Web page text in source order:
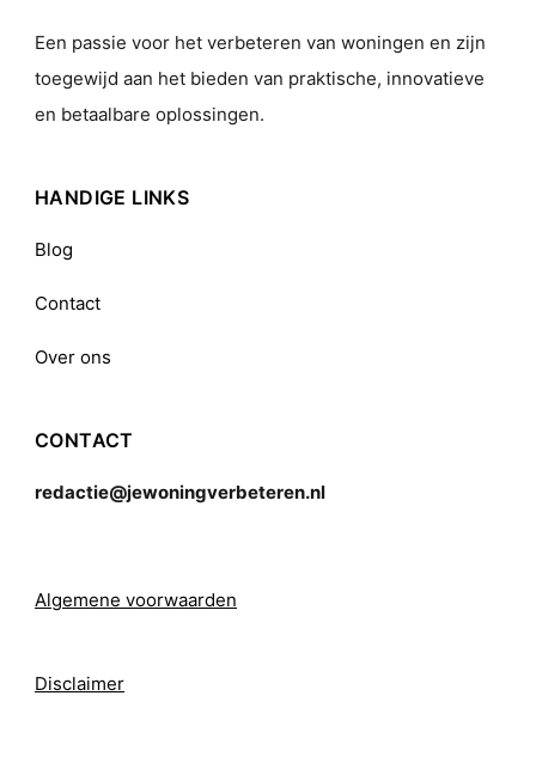
Een passie voor het verbeteren van woningen en zijn
toegewijd aan het bieden van praktische, innovatieve
en betaalbare oplossingen.
HANDIGE LINKS
Blog
Contact
Over ons
CONTACT
redactie@jewoningverbeteren.nl
Algemene voorwaarden
Disclaimer